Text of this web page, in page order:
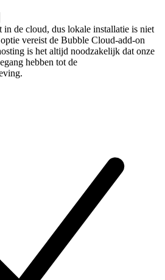
in de cloud, dus lokale installatie is niet
vereist de Bubble Cloud-add-on
is het altijd noodzakelijk dat onze
hebben tot de